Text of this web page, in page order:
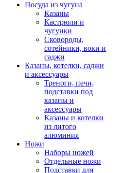
Посуда из чугуна
Казаны
Кастрюли и
чугунки
Сковороды,
сотейники, воки и
саджи
Казаны, котелки, саджи
и аксессуары
Треноги, печи,
подставки под
казаны и
аксессуары
Казаны и котелки
из литого
алюминия
Ножи
Наборы ножей
Отдельные ножи
Подставки для